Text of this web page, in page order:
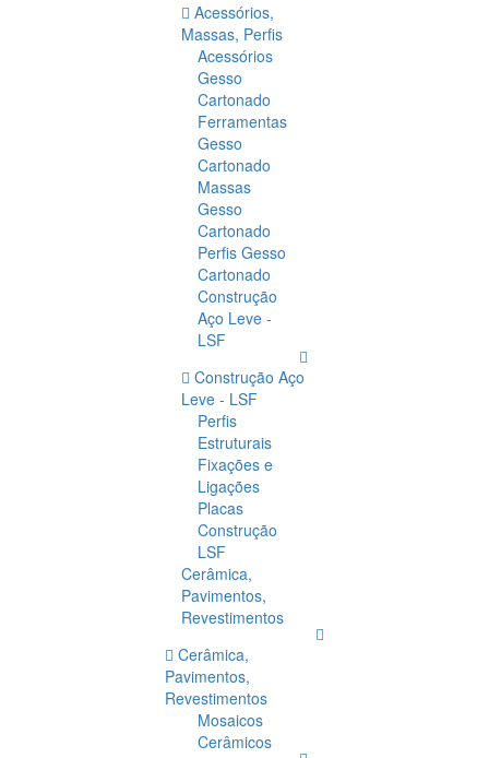
Acessórios,
Massas, Perfis
Acessórios
Gesso
Cartonado
Ferramentas
Gesso
Cartonado
Massas
Gesso
Cartonado
Perfis Gesso
Cartonado
Construção
Aço Leve -
LSF
Construção Aço
Leve - LSF
Perfis
Estruturais
Fixações e
Ligações
Placas
Construção
LSF
Cerâmica,
Pavimentos,
Revestimentos
Cerâmica,
Pavimentos,
Revestimentos
Mosaicos
Cerâmicos